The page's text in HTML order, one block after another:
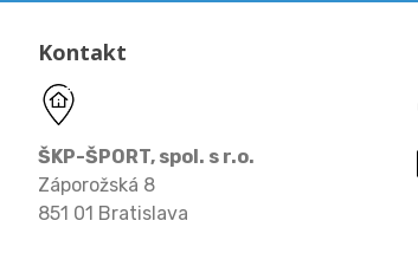
Kontakt
ŠKP-ŠPORT, spol. s r.o.
Záporožská 8
851 01 Bratislava